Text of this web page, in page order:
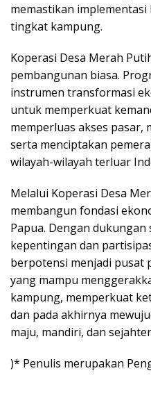
memastikan
tingkat kampung.
Koperasi Desa Merah
pembangunan biasa.
instrumen transformasi
untuk memperkuat
memperluas akses
serta menciptakan
wilayah-wilayah terluar
Melalui Koperasi Desa
membangun fondasi
Papua. Dengan
kepentingan dan
berpotensi menjadi pusat
yang mampu
kampung, memperkuat
dan pada akhirnya
maju, mandiri, dan
)* Penulis merupakan